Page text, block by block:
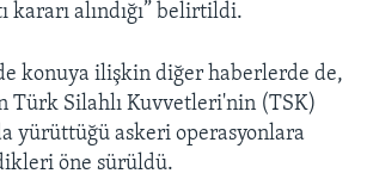
kararı alındığı” belirtildi.
konuya ilişkin diğer haberlerde de,
Türk Silahlı Kuvvetleri'nin (TSK)
yürüttüğü askeri operasyonlara
öne sürüldü.